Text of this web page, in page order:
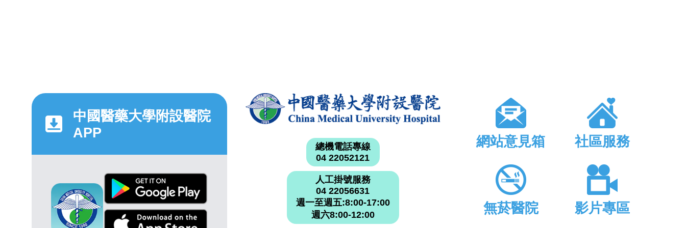
中國醫藥大學附設醫院
APP
總機電話專線
04 22052121
人工掛號服務
04 22056631
週一至週五:8:00-17:00
週六8:00-12:00
網站意見箱 社區服務
無菸醫院 影片專區